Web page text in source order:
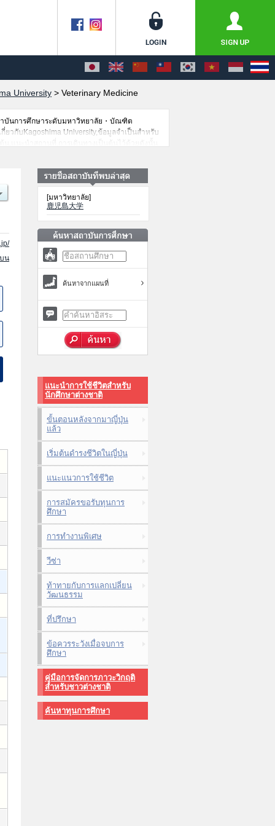
University > Veterinary Medicine
ถาบันการศึกษาระดับมหาวิทยาลัย・บัณฑิต
วกับKagoshima University,ข้อมูลจำเป็นสำหรับ
น
[มหาวิทยาลัย]
鹿児島大学
ค้นหาจากแผนที่
แนะนำการใช้ชีวิตสำหรับ
นักศึกษาต่างชาติ
ขั้นตอนหลังจากมาญี่ปุ่น
แล้ว
เริ่มต้นดำรงชีวิตในญี่ปุ่น
แนะแนวการใช้ชีวิต
การสมัครขอรับทุนการ
ศึกษา
การทำงานพิเศษ
วีซ่า
ท้าทายกับการแลกเปลี่ยน
วัฒนธรรม
ที่ปรึกษา
ข้อควรระวังเมื่อจบการ
ศึกษา
คู่มือการจัดการภาวะวิกฤติ
สำหรับชาวต่างชาติ
ค้นหาทุนการศึกษา